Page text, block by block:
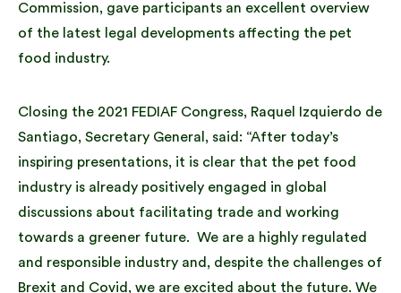
Commission, gave participants an excellent overview
of the latest legal developments affecting the pet
food industry.
Closing the 2021 FEDIAF Congress, Raquel Izquierdo de
Santiago, Secretary General, said: “After today’s
inspiring presentations, it is clear that the pet food
industry is already positively engaged in global
discussions about facilitating trade and working
towards a greener future. We are a highly regulated
and responsible industry and, despite the challenges of
Brexit and Covid, we are excited about the future. We